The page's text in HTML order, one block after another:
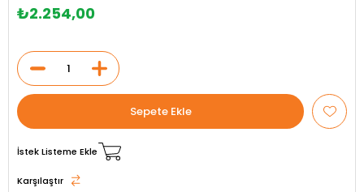
₺2.254,00
İstek Listeme Ekle
Karşılaştır